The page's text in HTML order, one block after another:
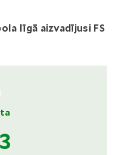
līgā aizvadījusi FS
3